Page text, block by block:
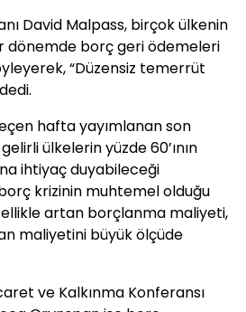
David Malpass, birçok ülkenin
dönemde borç geri ödemeleri
“Düzensiz temerrüt
hafta yayımlanan son
ülkelerin yüzde 60’ının
ihtiyaç duyabileceği
krizinin muhtemel olduğu
artan borçlanma maliyeti,
maliyetini büyük ölçüde
ve Kalkınma Konferansı